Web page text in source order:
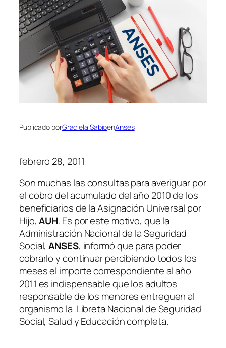
Publicado porGraciela SabioenAnses
febrero 28, 2011
Son muchas las consultas para averiguar por
el cobro del acumulado del año 2010 de los
beneficiarios de la Asignación Universal por
Hijo,AUH. Es por este motivo, que la
Administración Nacional de la Seguridad
Social,ANSES, informó que para poder
cobrarlo y continuar percibiendo todos los
meses el importe correspondiente al año
2011 es indispensable que los adultos
responsable de los menores entreguen al
organismo la Libreta Nacional de Seguridad
Social, Salud y Educación completa.